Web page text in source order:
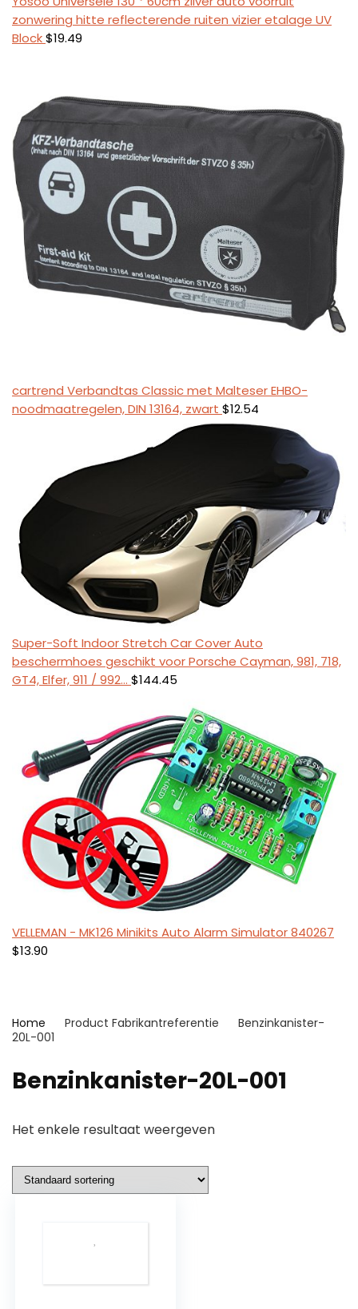
zonwering hitte reflecterende ruiten vizier etalage UV
Block$19.49
cartrend Verbandtas Classic met Malteser EHBO-
noodmaatregelen, DIN 13164, zwart $12.54
Super-Soft Indoor Stretch Car Cover Auto
beschermhoes geschikt voor Porsche Cayman, 981, 718,
GT4, Elfer, 911 / 992… $144.45
VELLEMAN - MK126 Minikits Auto Alarm Simulator 840267
$13.90
Home Product Fabrikantreferentie
Benzinkanister-
20L-001
Benzinkanister-20L-001
Het enkele resultaat weergeven